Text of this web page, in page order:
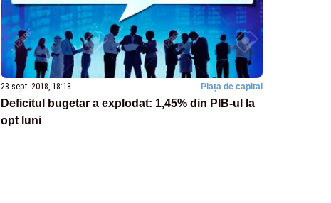
28 sept. 2018, 18:18 Piața de capital
Deficitul bugetar a explodat: 1,45% din PIB-ul la
opt luni